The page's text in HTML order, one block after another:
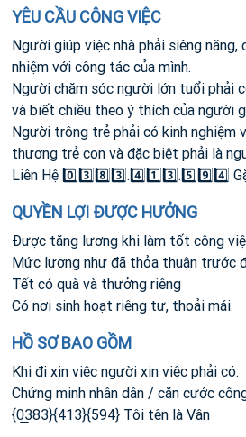
YÊU CẦU CÔNG VIỆC
Người giúp việc nhà phải siêng năng,
nhiệm với công tác của mình.
Người chăm sóc người lớn tuổi phải
và biết chiều theo ý thích của người
Người trông trẻ phải có kinh nghiệm
thương trẻ con và đặc biệt phải là
Liên Hệ 0️⃣3️⃣8️⃣3️⃣.4️⃣1️⃣3️⃣.5️⃣9️⃣4️⃣
QUYỀN LỢI ĐƯỢC HƯỞNG
Được tăng lương khi làm tốt công
Mức lương như đã thỏa thuận trước
Tết có quà và thưởng riêng
Có nơi sinh hoạt riêng tư, thoải mái.
HỒ SƠ BAO GỒM
Khi đi xin việc người xin việc phải có:
Chứng minh nhân dân / căn cước
{0̲383}{413}{594} Tôi tên là Vân